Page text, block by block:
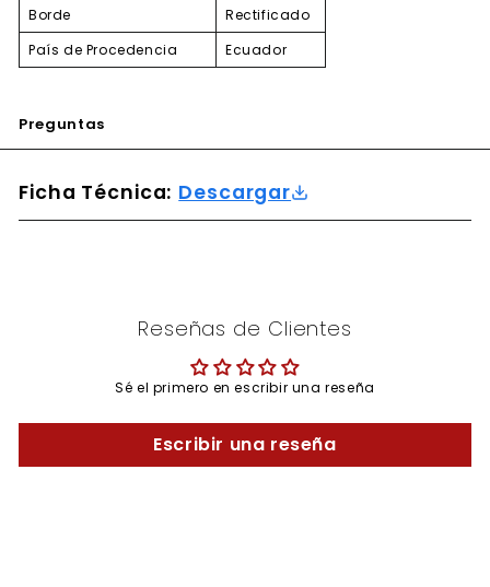
Borde
Rectificado
País de Procedencia
Ecuador
Preguntas
Ficha Técnica: Descargar
Reseñas de Clientes
Sé el primero en escribir una reseña
Escribir una reseña